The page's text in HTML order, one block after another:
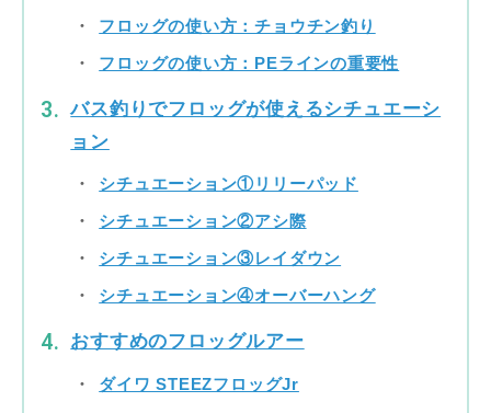
フロッグの使い方：チョウチン釣り
フロッグの使い方：PEラインの重要性
バス釣りでフロッグが使えるシチュエーシ
ョン
シチュエーション①リリーパッド
シチュエーション②アシ際
シチュエーション③レイダウン
シチュエーション④オーバーハング
おすすめのフロッグルアー
ダイワ STEEZフロッグJr